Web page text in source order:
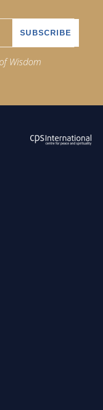
Wisdom